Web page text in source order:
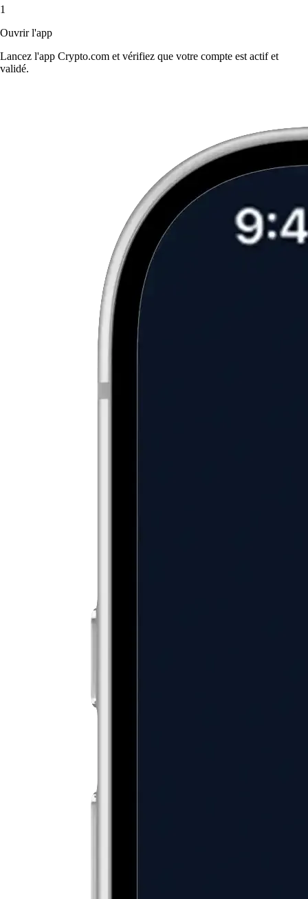
1
Ouvrir l'app
Lancez l'app Crypto.com et vérifiez que votre compte est actif et
validé.